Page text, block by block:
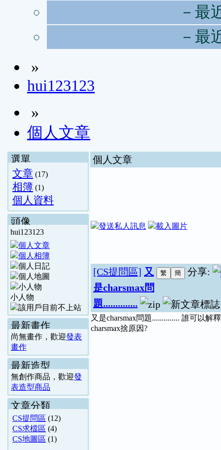
－最
－最
»
hui123123
»
個人文章
選單
文章 (17)
相簿 (1)
個人資料
頭像
hui123123
小人物
最新畫作
尚無畫作，歡迎發表
畫作
最新造型
無創作商品，歡迎發
表造型商品
文章分類
CS提問區 (12)
CS求檔區 (4)
CS地圖區 (1)
個人文章
分享:
[CS提問區] 又
是charsmax問
題..............
又是charsmax問題.............. 誰可以解釋
charsmax捨原因?